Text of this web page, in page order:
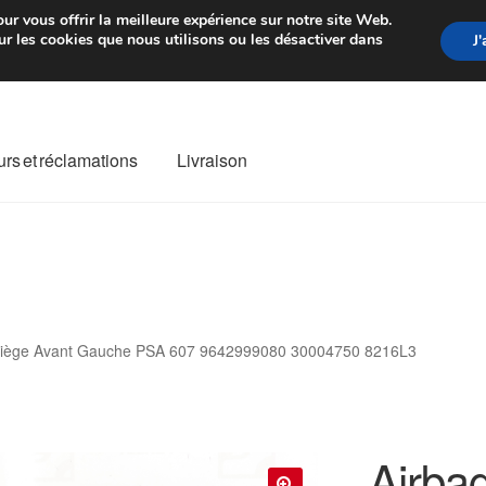
de 7 EUR Du lundi au
et réclamations Livraison
Avant Gauche PSA 607 9642999080 30004750 8216L3
vous offrir la meilleure expérience sur notre site Web.
les cookies que nous utilisons ou les désactiver dans